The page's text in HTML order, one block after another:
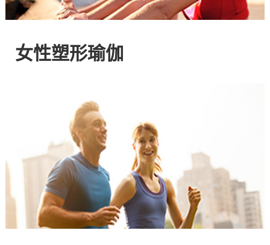
方
网
注
HIIT
女性塑形瑜伽